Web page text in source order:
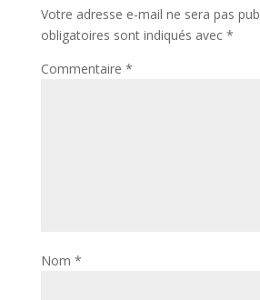
Votre adresse e-mail ne sera pas
obligatoires sont indiqués avec *
Commentaire *
Nom *